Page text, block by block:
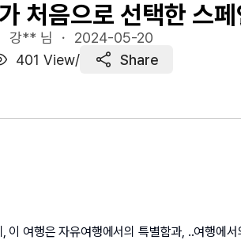
처음으로 선택한 스
강** 님 ・ 2024-05-20
401 View/ Share
여행은 자유여행에서의 특별함과, ..여행에